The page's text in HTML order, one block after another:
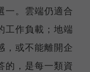
一。雲端仍適合
工作負載；地端
，或不能離開企
的，是每一類資